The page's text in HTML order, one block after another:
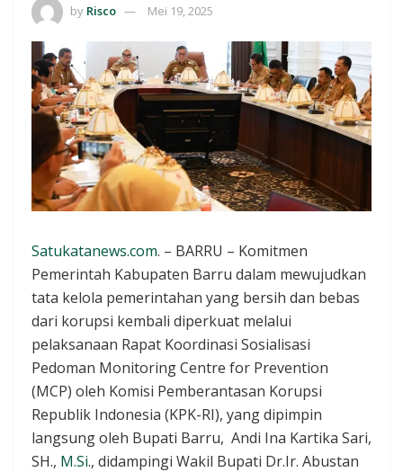
by Risco Mei 19, 2025
Satukatanews.com. – BARRU – Komitmen
Pemerintah Kabupaten Barru dalam mewujudkan
tata kelola pemerintahan yang bersih dan bebas
dari korupsi kembali diperkuat melalui
pelaksanaan Rapat Koordinasi Sosialisasi
Pedoman Monitoring Centre for Prevention
(MCP) oleh Komisi Pemberantasan Korupsi
Republik Indonesia (KPK-RI), yang dipimpin
langsung oleh Bupati Barru, Andi Ina Kartika Sari,
SH., M.Si., didampingi Wakil Bupati Dr.Ir. Abustan